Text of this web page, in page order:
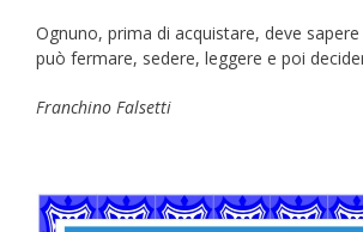
Ognuno, prima di acquistare, deve
può fermare, sedere, leggere e poi
Franchino Falsetti